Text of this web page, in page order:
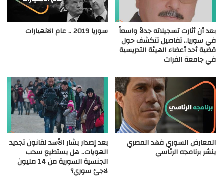
بعد أن أثارت تسجيلاته جدلاً واسعاً
في سوريا.. تفاصيل تتكشف حول
قضية أحد أعضاء الهيئة التدريسية
في جامعة الفرات
سوريا 2019 .. عام الانهيارات
المعارض السوري فهد المصري
ينشر برنامجه الرئاسي
بعد إصدار بشار الأسد لقانون تجديد
الهويات.. هل يستطيع سحب
الجنسية السورية من 14 مليون
لاجئ سوري؟